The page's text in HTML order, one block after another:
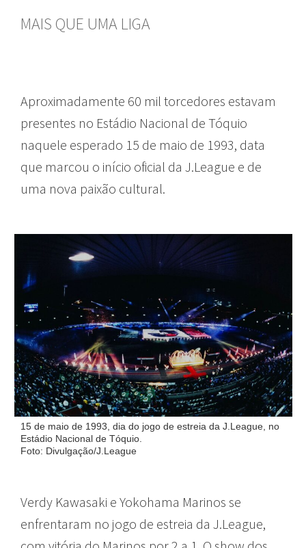
MAIS QUE UMA LIGA
Aproximadamente 60 mil torcedores estavam
presentes no Estádio Nacional de Tóquio
naquele esperado 15 de maio de 1993, data
que marcou o início oficial da J.League e de
uma nova paixão cultural.
15 de maio de 1993, dia do jogo de estreia da J.League, no
Estádio Nacional de Tóquio.
Foto: Divulgação/J.League
Verdy Kawasaki e Yokohama Marinos se
enfrentaram no jogo de estreia da J.League,